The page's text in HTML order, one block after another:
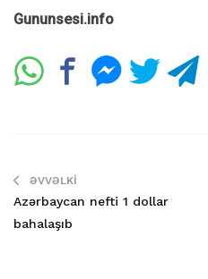
Gununsesi.info
ƏVVƏLKI
Azərbaycan nefti 1 dollar
bahalaşıb